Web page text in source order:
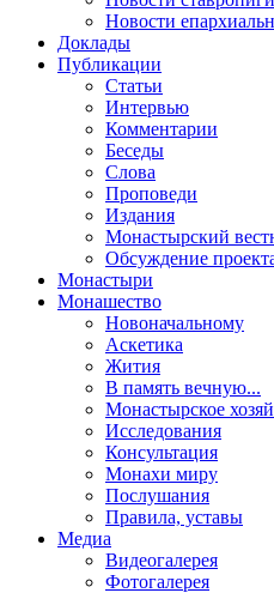
Новости
Доклады
Публикации
Статьи
Интервью
Комментарии
Беседы
Слова
Проповеди
Издания
Монастырский
Обсуждение
Монастыри
Монашество
Новоначальному
Аскетика
Жития
В память вечную...
Монастырское
Исследования
Консультация
Монахи миру
Послушания
Правила, уставы
Медиа
Видеогалерея
Фотогалерея